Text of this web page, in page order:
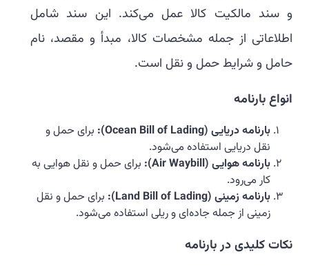
و سند مالکیت کالا عمل می‌کند. این سند شامل
اطلاعاتی از جمله مشخصات کالا، مبدأ و مقصد، نام
حامل و شرایط حمل و نقل است.
انواع بارنامه
بارنامه دریایی (Ocean Bill of Lading):
برای حمل و
نقل دریایی استفاده می‌شود.
بارنامه هوایی (Air Waybill):
برای حمل و نقل هوایی به
کار می‌رود.
بارنامه زمینی (Land Bill of Lading):
برای حمل و نقل
زمینی از جمله جاده‌ای و ریلی استفاده می‌شود.
نکات کلیدی در بارنامه